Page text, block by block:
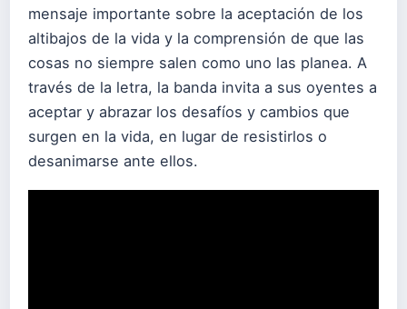
mensaje importante sobre la aceptación de los
altibajos de la vida y la comprensión de que las
cosas no siempre salen como uno las planea. A
través de la letra, la banda invita a sus oyentes a
aceptar y abrazar los desafíos y cambios que
surgen en la vida, en lugar de resistirlos o
desanimarse ante ellos.